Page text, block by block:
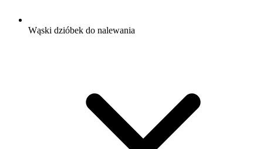
Wąski dzióbek do nalewania